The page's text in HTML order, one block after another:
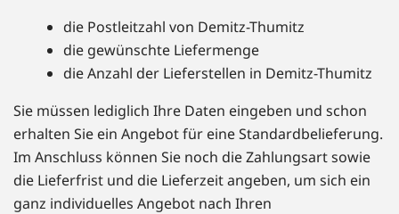
die Postleitzahl von Demitz-Thumitz
die gewünschte Liefermenge
die Anzahl der Lieferstellen in Demitz-Thumitz
Sie müssen lediglich Ihre Daten eingeben und schon
erhalten Sie ein Angebot für eine Standardbelieferung.
Im Anschluss können Sie noch die Zahlungsart sowie
die Lieferfrist und die Lieferzeit angeben, um sich ein
ganz individuelles Angebot nach Ihren